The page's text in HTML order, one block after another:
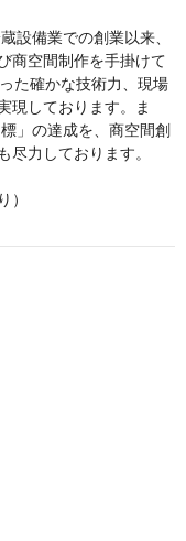
設備業での創業以来、
商空間制作を手掛けて
た確かな技術力、現場
現しております。ま
」の達成を、商空間創
尽力しております。
）